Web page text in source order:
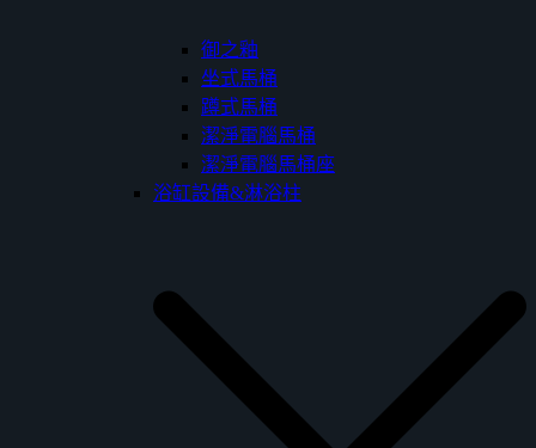
御之釉
坐式馬桶
蹲式馬桶
潔淨電腦馬桶
潔淨電腦馬桶座
浴缸設備&淋浴柱